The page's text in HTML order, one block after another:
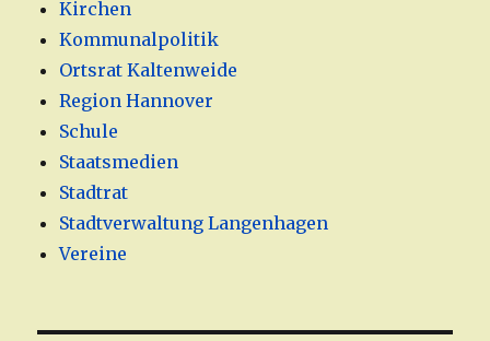
Kirchen
Kommunalpolitik
Ortsrat Kaltenweide
Region Hannover
Schule
Staatsmedien
Stadtrat
Stadtverwaltung Langenhagen
Vereine